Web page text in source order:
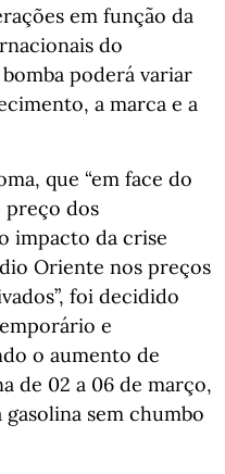
em função da
do
poderá variar
a marca e a
que “em face do
dos
impacto da crise
Oriente nos preços
foi decidido
e
o aumento de
de 02 a 06 de março,
sem chumbo